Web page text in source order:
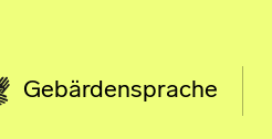
Gebärdensprache